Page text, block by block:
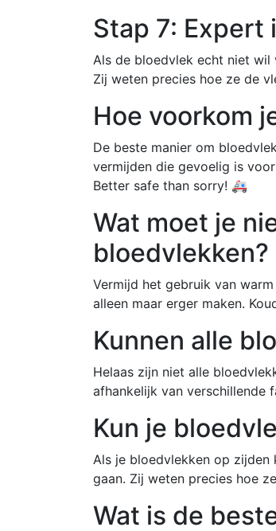
Stap 7: Expert
Als de bloedvlek echt niet wil
Zij weten precies hoe ze de
Hoe voorkom
De beste manier om
vermijden die gevoelig is
Better safe than sorry! 🚑
Wat moet je
bloedvlekken?
Vermijd het gebruik van
alleen maar erger maken.
Kunnen alle
Helaas zijn niet alle
afhankelijk van verschillende
Kun je
Als je bloedvlekken op
gaan. Zij weten precies hoe
Wat is de